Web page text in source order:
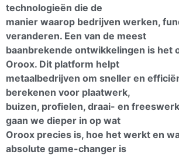
technologieën die de
manier waarop bedrijven werken,
veranderen. Een van de meest
baanbrekende ontwikkelingen is het
Oroox. Dit platform helpt
metaalbedrijven om sneller en
berekenen voor plaatwerk,
buizen, profielen, draai- en
gaan we dieper in op wat
Oroox precies is, hoe het werkt en
absolute game-changer is